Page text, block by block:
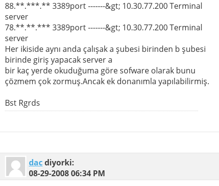
88.**.***.** 3389port -------&gt; 10.30.77.200 Terminal
server
78.**.**.*** 3389port -------&gt; 10.30.77.200 Terminal
server
Her ikiside aynı anda çalışak a şubesi birinden b şubesi
birinde giriş yapacak server a
bir kaç yerde okuduğuma göre sofware olarak bunu
çözmem çok zormuş.Ancak ek donanımla yapılabilirmiş.
Bst Rgrds
dacdiyorki:
08-29-200806:34 PM